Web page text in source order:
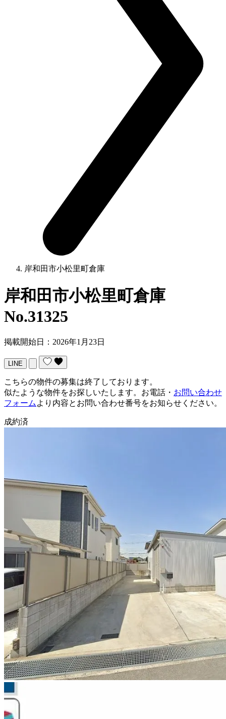
岸和田市小松里町倉庫
岸和田市小松里町倉庫
No.31325
掲載開始日：2026年1月23日
LINE
こちらの物件の募集は終了しております。
似たような物件をお探しいたします。お電話・ お問い合わせ
フォーム より内容とお問い合わせ番号をお知らせください。
成約済